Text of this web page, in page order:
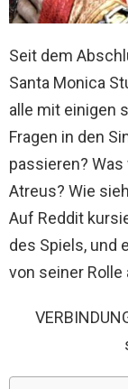
Seit dem
Santa Monica
alle mit einigen
Fragen in den
passieren?
Atreus? Wie
Auf Reddit
des Spiels, und
von seiner